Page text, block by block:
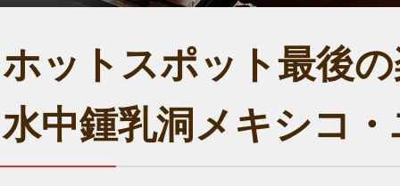
ホットスポット最後
水中鍾乳洞メキシコ